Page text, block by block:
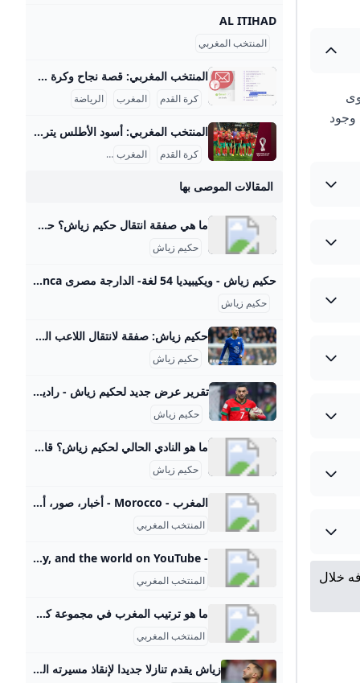
وجود
خلال
AL ITIHAD
المنتخب المغربي
المنتخب المغربي: قصة نجاح وكرة قدم إفريقية بعيون العالم المنتخب المغربي هو رمز للفخر الوطني في عالم كرة القدم، ويُعتبر من أقوى الفرق في القارة الأفريقية. يمتاز المنتخب بأسلوب لعبه الهجومي المنظم، ويمتلك تاريخًا حافلًا بالمشاركات الدولية المميزة والإنجازات البارزة على المستويين الإفريقي والعالمي. تاريخ المنتخب المغربي تأسس المنتخب المغربي في خمسينيات القرن الماضي وكان أول ظهور له في كأس العالم عام 1970. ومنذ ذلك الحين، شارك في عدة بطولات دولية مثل كأس الأمم الأفريقية وكأس العالم، محققًا نجاحات كثيرة أبرزها وصوله إلى دور الربع النهائي في كأس العالم 1986، وهو إنجاز لم تحققه أي دولة أفريقية أخرى في ذلك الوقت.
كرة القدم المغرب الرياضة
المنتخب المغربي: أسود الأطلس يتربعون على عرش الكرة المنتخب المغربي لكرة القدم تاريخياً يُعتبر من أبرز وأهم المنتخبات في القارة الإفريقية والعالم العربي، وقد حقق سلسلة من الإنجازات الكبيرة التي توضح تطوره المستمر ومكانته المرموقة على الساحة الكروية العالمية. تأسس المنتخب رسمياً عام 1957 وخاض أولى مبارياته الدولية ضد منتخب العراق، والتي انتهت بالتعادل 3-3. منذ ذلك الحين، شق المنتخب طريقه بثبات نحو القمة، وبرز بشكل خاص في مسابقة كأس الأمم الإفريقية، حيث حصل المغرب على لقب البطولة عام 1976، وهو أول لقب قاري في تاريخه.
كرة القدم المغرب
المقالات الموصى بها
ما هي صفقة انتقال حكيم زياش؟ حكيم زياش وحياته الشخصية في عام 1967، غادر محمد زياش مع ولديه فوزي وهشام إلى هولندا، حيث ترك بلدته “تافوغالت” في إقليم “بركان” بالمغرب من أجل العمل في مصنع للمعادن بهولندا، علّ هذه البلاد تأتي بحياة أفضل له ولأسرته، قبل أن تنضم زوجته إليه للاعتناء بالطفلين فوزي وهشام.Feb 24, 2024
حكيم زياش
حكيم زياش - ويكيبيديا 54 لغة- الدارجة مصرى Azərbaycanca تۆرکجه Беларуская (тарашкевіца) Български বাংল
حكيم زياش
حكيم زياش: صفقة لانتقال اللاعب المغربي الدولي من تشيلسي إلى غلطة سراي التركي - BBC News عربي نادي تشيلسي الإنجليزي يوافق على صفقة لبيع لاعبه حكيم زياش إلى غلطة سراي التركي. 22 يونيو/ حزيران 2023 30 يونيو/ حزيران 2023 14 ديسمبر/ كانون الأول 2022 9 سبتمبر/ أيلول 2025 9 سبتمبر/ أيلول 2025 5 سبتمبر/ أيلول 2025 2 سبتمبر/ أيلول 2025 28 أغسطس/ آب 2025 27 أغسطس/ آب 2025 26 أغسطس/ آب 2025
حكيم زياش
تقرير عرض جديد لحكيم زياش - راديو مارس - الإذاعة الرياضية رقم واحد في المغرب 23 يوليو، 2025البطولة الإحترافية9 سبتمبر، 20258 سبتمبر، 20258 سبتمبر، 2025
حكيم زياش
ما هو النادي الحالي لحكيم زياش؟ قال نادي غلطة سراي التركي لكرة القدم، في بلاغ له، إن حكيم زياش سيتقاضى أجرا سنويا صافيا، الموسم المقبل 2024/2025، حدد في مليونين و850 ألف أورو، وهو المبلغ ذاته الذي سيحصل عليه في موسم 2025/2026، في حال تمديد عقده.Jun 29, 2024
حكيم زياش
المغرب - Morocco - أخبار، صور، أهداف و مباريات نادي المغرب - Elbotola - البطولة المغرب Morocco أخبار، صور، أهداف و مباريات نادي المغرب نتائج المباريات ترتيب و إحصائيات اللاعبين
المنتخب المغربي
- YouTube Enjoy the videos and music you love, upload original content, and share it all with friends, family, and the world on YouTube.
المنتخب المغربي
ما هو ترتيب المغرب في مجموعة كووورة؟ ويعني هذا التقدم أن المغرب تأهل الآن لثلاث نهائيات متتالية لكأس العالم لأول مرة في تاريخه، ويجب عليه الآن أن يركز بصره على محاكاة مسيرته الرائعة إلى الدور نصف النهائي في قطر قبل ثلاث سنوات، عندما أصبح أول فريق أفريقي يصل إلى الدور قبل النهائي.2 ngày trước
المنتخب المغربي
زياش يقدم تنازلا جديدا لإنقاذ مسيرته الكروية رياضةاتخذ النجم المغربي حكيم زياش خطوة حاسمة هذا الصيف في مسار استعادة بريقه الكروي، بعد فترة صعبة تخللتها تقلبات وابتعاد عن المستطيل الأخضر. وكشف موقع winwin نقلا عن مصدر مقرب أن اللاعب قرر التخلي عن شروطه المالية السابقة، في محاولة لتسهيل انتقاله إلى فريق جديد يمنحه فرصة العودة للمنافسة. وجاء هذا القرار بعدما ظل زياش دون نادٍ منذ فسخ عقده مع نادي الدحيل القطري، في تجربة قصيرة لم ترقَ إلى طموحاته.